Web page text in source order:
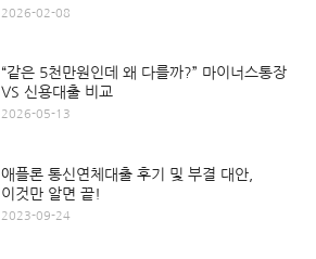
2026-02-08
“같은 5천만원인데 왜 다를까?” 마이너스통장
VS 신용대출 비교
2026-05-13
애플론 통신연체대출 후기 및 부결 대안,
이것만 알면 끝!
2023-09-24